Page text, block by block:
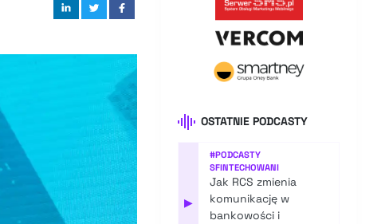
OSTATNIE PODCASTY
▶
#PODCASTY
SFINTECHOWANI
Jak RCS zmienia
komunikację w
bankowości i